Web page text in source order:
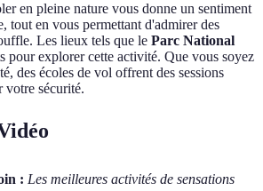
en pleine nature vous donne un sentiment
tout en vous permettant d'admirer des
Les lieux tels que le Parc National
pour explorer cette activité. Que vous soyez
des écoles de vol offrent des sessions
votre sécurité.
: Les meilleures activités de sensations